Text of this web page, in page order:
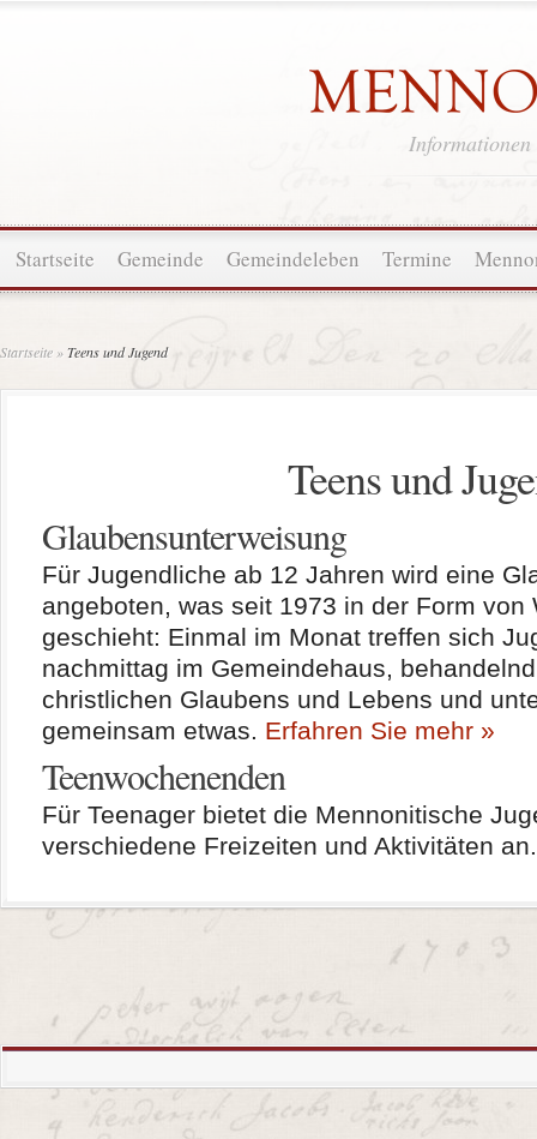
Startseite Gemeinde Gemeindeleben Termine
Startseite »Teens und Jugend
Teens und
Glaubensunterweisung
Für Jugendliche ab 12 Jahren wird eine
angeboten, was seit 1973 in der Form von
geschieht: Einmal im Monat treffen sich
nachmittag im Gemeindehaus,
christlichen Glaubens und Lebens und
gemeinsam etwas. Erfahren Sie mehr »
Teenwochenenden
Für Teenager bietet die Mennonitische
verschiedene Freizeiten und Aktivitäten